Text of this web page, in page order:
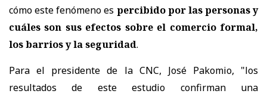
cómo este fenómeno es percibido por las personas y
cuáles son sus efectos sobre el comercio formal,
los barrios y la seguridad.
Para el presidente de la CNC, José Pakomio, "los
resultados de este estudio confirman una